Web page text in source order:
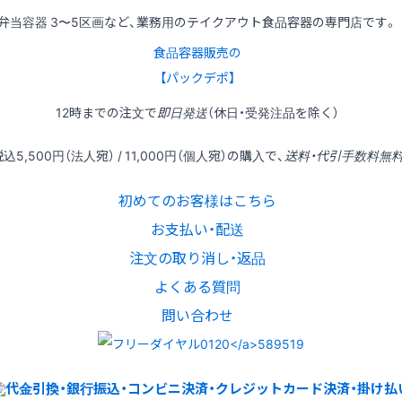
当容器 3〜5区画など、業務用のテイクアウト食品容器の専門店です。
食品容器販売の
【パックデポ】
12時までの注文で即日発送（休日・受発注品を除く）
込5,500円（法人宛） / 11,000円（個人宛）の購入で、 送料・代引手数料無
初めてのお客様はこちら
お支払い・配送
注文の取り消し・返品
よくある質問
問い合わせ